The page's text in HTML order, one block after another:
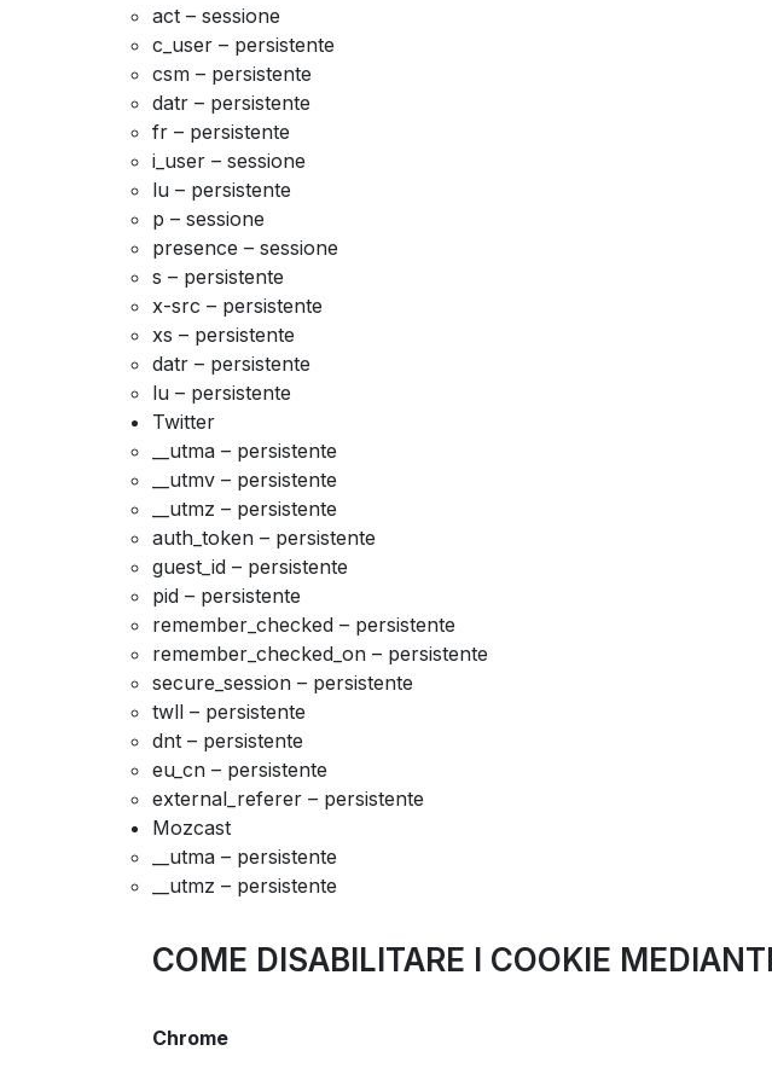
act – sessione
c_user – persistente
csm – persistente
datr – persistente
fr – persistente
i_user – sessione
lu – persistente
p – sessione
presence – sessione
s – persistente
x-src – persistente
xs – persistente
datr – persistente
lu – persistente
Twitter
__utma – persistente
__utmv – persistente
__utmz – persistente
auth_token – persistente
guest_id – persistente
pid – persistente
remember_checked – persistente
remember_checked_on – persistente
secure_session – persistente
twll – persistente
dnt – persistente
eu_cn – persistente
external_referer – persistente
Mozcast
__utma – persistente
__utmz – persistente
COME DISABILITARE I COOKIE
Chrome